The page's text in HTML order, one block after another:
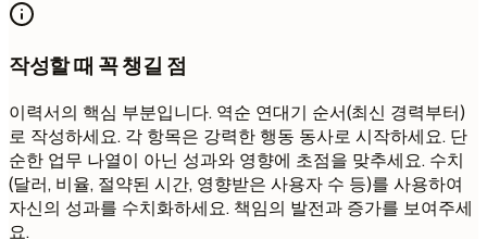
작성할 때 꼭 챙길 점
이력서의 핵심 부분입니다. 역순 연대기 순서(최신 경력부터)
로 작성하세요. 각 항목은 강력한 행동 동사로 시작하세요. 단
순한 업무 나열이 아닌 성과와 영향에 초점을 맞추세요. 수치
(달러, 비율, 절약된 시간, 영향받은 사용자 수 등)를 사용하여
자신의 성과를 수치화하세요. 책임의 발전과 증가를 보여주세
요.